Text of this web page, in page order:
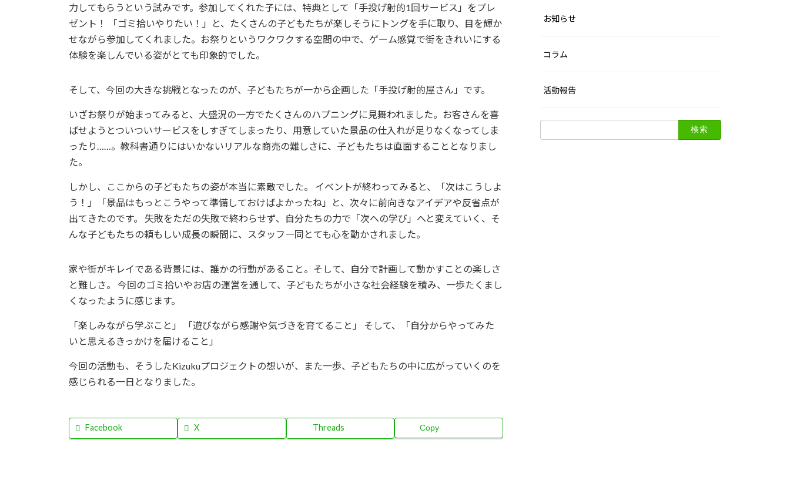
力してもらうという試みです。参加してくれた子には、特典として「手投げ射的1回サービス」をプレ
ゼント！ 「ゴミ拾いやりたい！」と、たくさんの子どもたちが楽しそうにトングを手に取り、目を輝か
せながら参加してくれました。お祭りというワクワクする空間の中で、ゲーム感覚で街をきれいにする
体験を楽しんでいる姿がとても印象的でした。
そして、今回の大きな挑戦となったのが、子どもたちが一から企画した「手投げ射的屋さん」です。
いざお祭りが始まってみると、大盛況の一方でたくさんのハプニングに見舞われました。お客さんを喜
ばせようとついついサービスをしすぎてしまったり、用意していた景品の仕入れが足りなくなってしま
ったり……。教科書通りにはいかないリアルな商売の難しさに、子どもたちは直面することとなりまし
た。
しかし、ここからの子どもたちの姿が本当に素敵でした。 イベントが終わってみると、「次はこうしよ
う！」「景品はもっとこうやって準備しておけばよかったね」と、次々に前向きなアイデアや反省点が
出てきたのです。 失敗をただの失敗で終わらせず、自分たちの力で「次への学び」へと変えていく、そ
んな子どもたちの頼もしい成長の瞬間に、スタッフ一同とても心を動かされました。
家や街がキレイである背景には、誰かの行動があること。そして、自分で計画して動かすことの楽しさ
と難しさ。 今回のゴミ拾いやお店の運営を通して、子どもたちが小さな社会経験を積み、一歩たくまし
くなったように感じます。
「楽しみながら学ぶこと」 「遊びながら感謝や気づきを育てること」 そして、「自分からやってみた
いと思えるきっかけを届けること」
今回の活動も、そうしたKizukuプロジェクトの想いが、また一歩、子どもたちの中に広がっていくのを
感じられる一日となりました。
Facebook X Threads Copy
お知らせ
コラム
活動報告
索: